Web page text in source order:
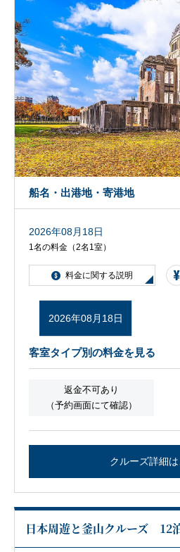
客船のご案内
寄港地ガイド
トピックス
ご予約後の流れ
よくあるご質問
船名・出港地・寄港地
2026年08月18日
1名の料金（2名1室）
料金に関する説明
2026年08月18日
客室タイプ別の料金を見る
返金不可あり
（予約画面にて確認）
クルーズ詳細
日本周遊と釜山クルーズ 12